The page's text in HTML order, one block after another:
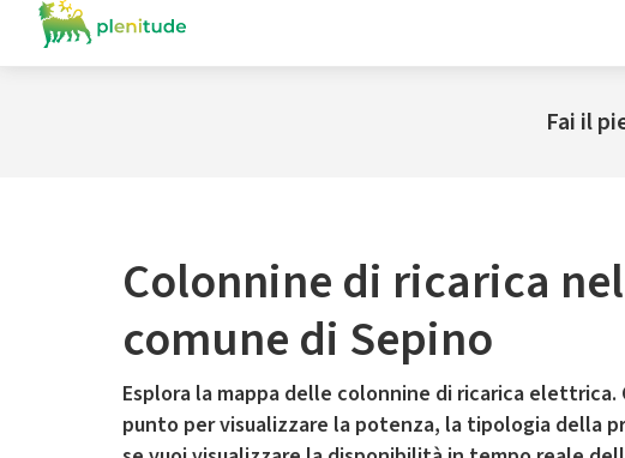
Fai il
Colonnine di ricarica nel
comune di Sepino
Esplora la mappa delle colonnine di ricarica elettrica.
punto per visualizzare la potenza, la tipologia della